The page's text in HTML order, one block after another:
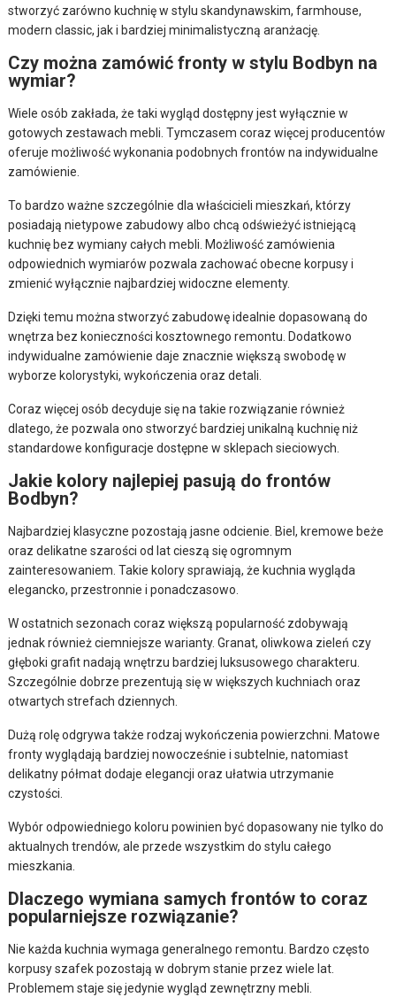
stworzyć zarówno kuchnię w stylu skandynawskim, farmhouse,
modern classic, jak i bardziej minimalistyczną aranżację.
Czy można zamówić fronty w stylu Bodbyn na
wymiar?
Wiele osób zakłada, że taki wygląd dostępny jest wyłącznie w
gotowych zestawach mebli. Tymczasem coraz więcej producentów
oferuje możliwość wykonania podobnych frontów na indywidualne
zamówienie.
To bardzo ważne szczególnie dla właścicieli mieszkań, którzy
posiadają nietypowe zabudowy albo chcą odświeżyć istniejącą
kuchnię bez wymiany całych mebli. Możliwość zamówienia
odpowiednich wymiarów pozwala zachować obecne korpusy i
zmienić wyłącznie najbardziej widoczne elementy.
Dzięki temu można stworzyć zabudowę idealnie dopasowaną do
wnętrza bez konieczności kosztownego remontu. Dodatkowo
indywidualne zamówienie daje znacznie większą swobodę w
wyborze kolorystyki, wykończenia oraz detali.
Coraz więcej osób decyduje się na takie rozwiązanie również
dlatego, że pozwala ono stworzyć bardziej unikalną kuchnię niż
standardowe konfiguracje dostępne w sklepach sieciowych.
Jakie kolory najlepiej pasują do frontów
Bodbyn?
Najbardziej klasyczne pozostają jasne odcienie. Biel, kremowe beże
oraz delikatne szarości od lat cieszą się ogromnym
zainteresowaniem. Takie kolory sprawiają, że kuchnia wygląda
elegancko, przestronnie i ponadczasowo.
W ostatnich sezonach coraz większą popularność zdobywają
jednak również ciemniejsze warianty. Granat, oliwkowa zieleń czy
głęboki grafit nadają wnętrzu bardziej luksusowego charakteru.
Szczególnie dobrze prezentują się w większych kuchniach oraz
otwartych strefach dziennych.
Dużą rolę odgrywa także rodzaj wykończenia powierzchni. Matowe
fronty wyglądają bardziej nowocześnie i subtelnie, natomiast
delikatny półmat dodaje elegancji oraz ułatwia utrzymanie
czystości.
Wybór odpowiedniego koloru powinien być dopasowany nie tylko do
aktualnych trendów, ale przede wszystkim do stylu całego
mieszkania.
Dlaczego wymiana samych frontów to coraz
popularniejsze rozwiązanie?
Nie każda kuchnia wymaga generalnego remontu. Bardzo często
korpusy szafek pozostają w dobrym stanie przez wiele lat.
Problemem staje się jedynie wygląd zewnętrzny mebli.